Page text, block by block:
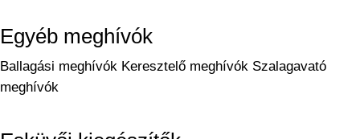
Egyéb meghívók
Ballagási meghívók Keresztelő meghívók Szalagavató
meghívók